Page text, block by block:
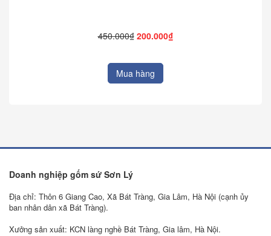
450.000₫ 200.000₫
Mua hàng
Doanh nghiệp gốm sứ Sơn Lý
Địa chỉ: Thôn 6 Giang Cao, Xã Bát Tràng, Gia Lâm, Hà Nội (cạnh ủy
ban nhân dân xã Bát Tràng).
Xưởng sản xuất: KCN làng nghề Bát Tràng, Gia lâm, Hà Nội.